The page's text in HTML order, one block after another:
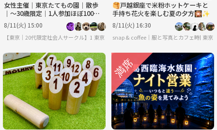
女性主催｜東京たてもの園｜散歩
｜〜30歳限定｜1人参加ほぼ100%
｜友達作り
8/11(火) 15:00
【東京｜20代限定社会人サークル】1人参加ほぼ100％｜少人数ゆる交流会
東京
🥞戸越銀座で米粉ホットケーキと
手持ち花火を楽しむ夏の夕方🎇✨
8/11(火) 16:30
snap & coffee｜服と写真とカフェ時間東京